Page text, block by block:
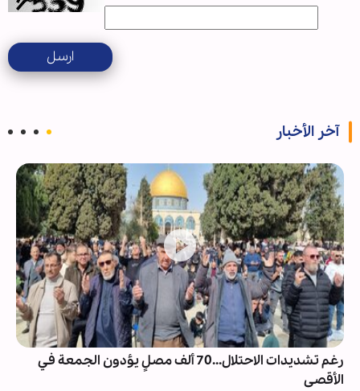
ارسل
آخر الأخبار
رغم تشديدات الاحتلال...70 ألف مصلٍ يؤدون الجمعة في
الأقصى